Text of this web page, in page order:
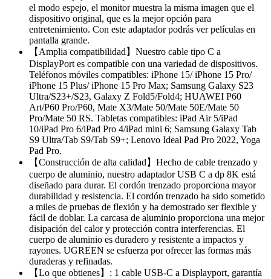
el modo espejo, el monitor muestra la misma imagen que el
dispositivo original, que es la mejor opción para
entretenimiento. Con este adaptador podrás ver películas en
pantalla grande.
【Amplia compatibilidad】Nuestro cable tipo C a
DisplayPort es compatible con una variedad de dispositivos.
Teléfonos móviles compatibles: iPhone 15/ iPhone 15 Pro/
iPhone 15 Plus/ iPhone 15 Pro Max; Samsung Galaxy S23
Ultra/S23+/S23, Galaxy Z Fold5/Fold4; HUAWEI P60
Art/P60 Pro/P60, Mate X3/Mate 50/Mate 50E/Mate 50
Pro/Mate 50 RS. Tabletas compatibles: iPad Air 5/iPad
10/iPad Pro 6/iPad Pro 4/iPad mini 6; Samsung Galaxy Tab
S9 Ultra/Tab S9/Tab S9+; Lenovo Ideal Pad Pro 2022, Yoga
Pad Pro.
【Construcción de alta calidad】Hecho de cable trenzado y
cuerpo de aluminio, nuestro adaptador USB C a dp 8K está
diseñado para durar. El cordón trenzado proporciona mayor
durabilidad y resistencia. El cordón trenzado ha sido sometido
a miles de pruebas de flexión y ha demostrado ser flexible y
fácil de doblar. La carcasa de aluminio proporciona una mejor
disipación del calor y protección contra interferencias. El
cuerpo de aluminio es duradero y resistente a impactos y
rayones. UGREEN se esfuerza por ofrecer las formas más
duraderas y refinadas.
【Lo que obtienes】: 1 cable USB-C a Displayport, garantía